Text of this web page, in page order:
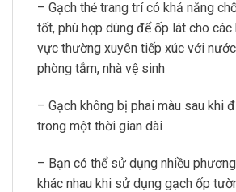
– Gạch thẻ trang trí có khả năng
tốt, phù hợp dùng để ốp lát cho các
vực thường xuyên tiếp xúc với
phòng tắm, nhà vệ sinh
– Gạch không bị phai màu sau khi
trong một thời gian dài
– Bạn có thể sử dụng nhiều
khác nhau khi sử dụng gạch ốp